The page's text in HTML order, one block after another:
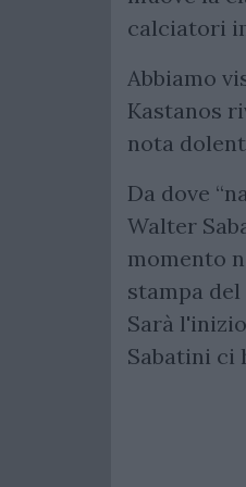
calciatori
Abbiamo
Kastanos
nota
Da dove
Walter
momento
stampa
Sarà
Sabatini ci